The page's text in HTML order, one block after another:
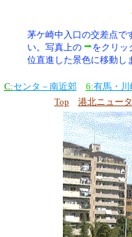
茅ケ崎中入口の交差点で
い。 写真上の
をクリッ
位直進した景色に移動し
C:センタ－南近郊 6:有馬・川
Top
港北ニュー